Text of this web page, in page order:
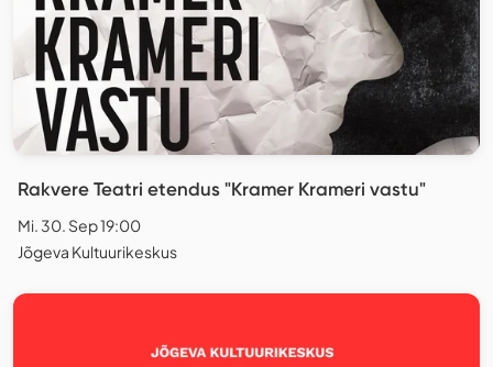
Rakvere Teatri etendus "Kramer Krameri vastu"
Mi. 30. Sep 19:00
Jõgeva Kultuurikeskus